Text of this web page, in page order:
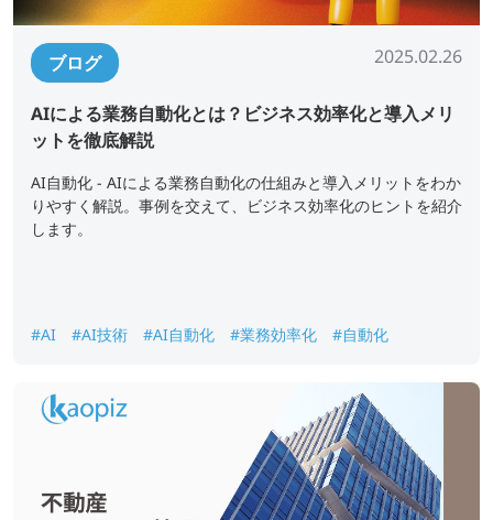
ブログ 2025.02.26
AIによる業務自動化とは？ビジネス効率化と導入メリ
ットを徹底解説
AI自動化 - AIによる業務自動化の仕組みと導入メリットをわか
りやすく解説。事例を交えて、ビジネス効率化のヒントを紹介
します。
#AI #AI技術 #AI自動化 #業務効率化 #自動化